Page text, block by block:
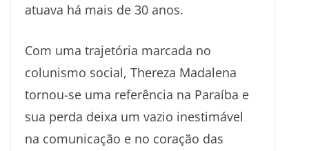
atuava há mais de 30 anos.
Com uma trajetória marcada no
colunismo social, Thereza Madalena
tornou-se uma referência na Paraíba e
sua perda deixa um vazio inestimável
na comunicação e no coração das